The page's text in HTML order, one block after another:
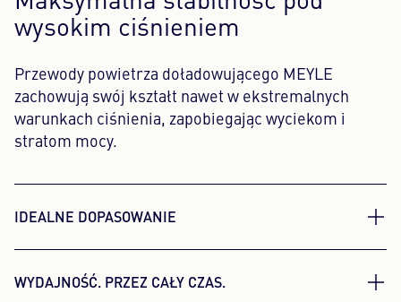
wysokim ciśnieniem
Przewody powietrza doładowującego MEYLE
zachowują swój kształt nawet w ekstremalnych
warunkach ciśnienia, zapobiegając wyciekom i
stratom mocy.
IDEALNE DOPASOWANIE
optymalnego uszczelnienia
WYDAJNOŚĆ. PRZEZ CAŁY CZAS.